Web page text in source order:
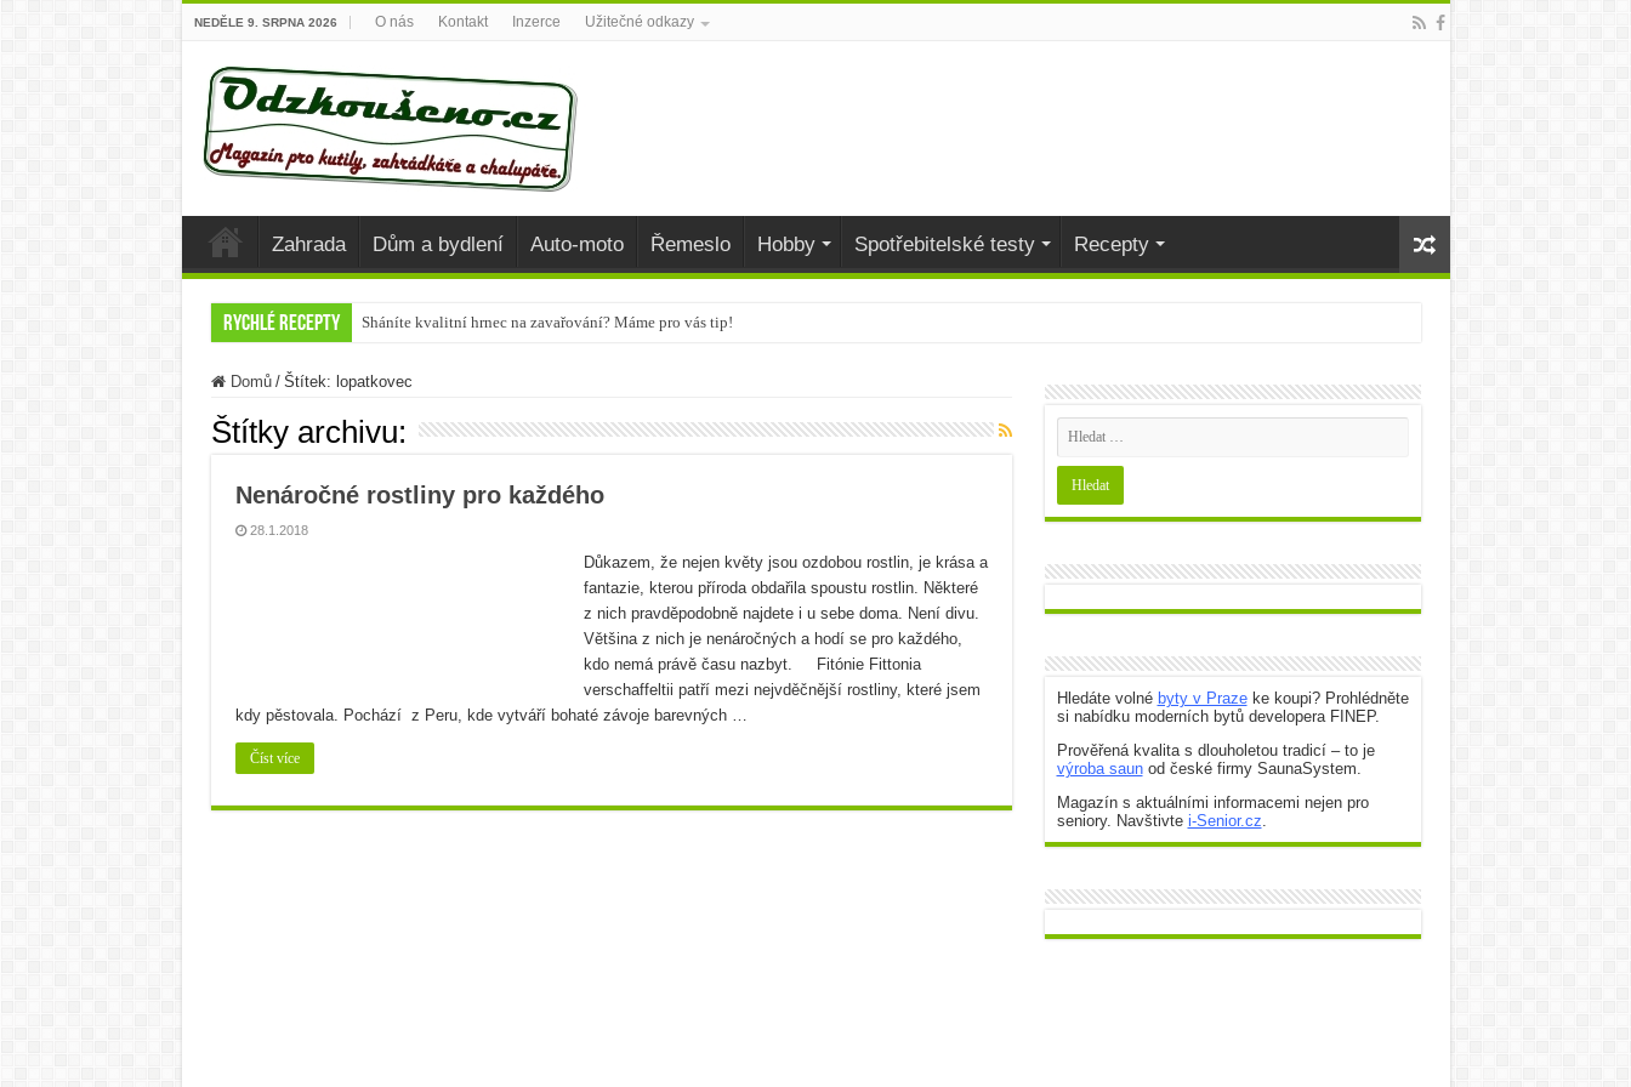
NEDĚLE 9. SRPNA 2026 O nás Kontakt Inzerce Užitečné odkazy
Zahrada Dům a bydlení Auto-moto Řemeslo Hobby Spotřebitelské testy Recepty
Rychlé recepty Sháníte kvalitní hrnec na zavařování? Máme pro vás tip!
Nejlepší potraviny, které během podzimu dodají organismu vitamíny
Bramborová kaše na více způsobů
Víno a sýry: Najděte vínu toho nejlepšího parťáka
Domů / Štítek: lopatkovec
Štítky archivu:
Nenáročné rostliny pro každého
28.1.2018
Důkazem, že nejen květy jsou ozdobou rostlin, je krása a
fantazie, kterou příroda obdařila spoustu rostlin. Některé
z nich pravděpodobně najdete i u sebe doma. Není divu.
Většina z nich je nenáročných a hodí se pro každého,
kdo nemá právě času nazbyt. Fitónie Fittonia
verschaffeltii patří mezi nejvděčnější rostliny, které jsem
kdy pěstovala. Pochází z Peru, kde vytváří bohaté závoje barevných …
Číst více
Hledáte volné byty v Prazeke koupi? Prohlédněte
si nabídku moderních bytů developera FINEP.
Prověřená kvalita s dlouholetou tradicí – to je
výroba saunod české firmy SaunaSystem.
Magazín s aktuálními informacemi nejen pro
seniory. Navštivte i-Senior.cz.